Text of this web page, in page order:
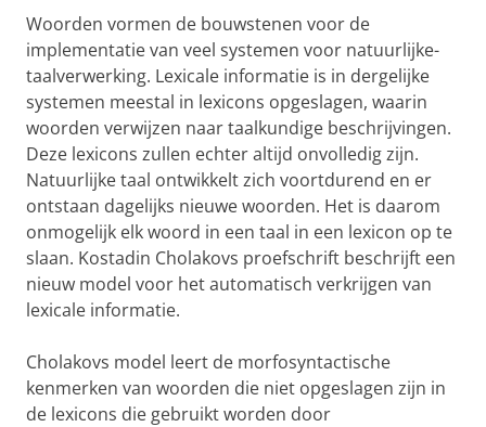
Woorden vormen de bouwstenen voor de
implementatie van veel systemen voor natuurlijke-
taalverwerking. Lexicale informatie is in dergelijke
systemen meestal in lexicons opgeslagen, waarin
woorden verwijzen naar taalkundige beschrijvingen.
Deze lexicons zullen echter altijd onvolledig zijn.
Natuurlijke taal ontwikkelt zich voortdurend en er
ontstaan dagelijks nieuwe woorden. Het is daarom
onmogelijk elk woord in een taal in een lexicon op te
slaan. Kostadin Cholakovs proefschrift beschrijft een
nieuw model voor het automatisch verkrijgen van
lexicale informatie.
Cholakovs model leert de morfosyntactische
kenmerken van woorden die niet opgeslagen zijn in
de lexicons die gebruikt worden door